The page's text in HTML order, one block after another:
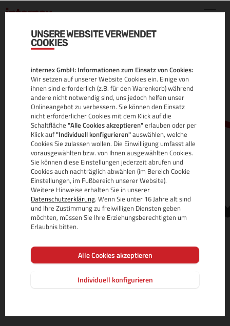
UNSERE WEBSITE VERWENDET
COOKIES
internex GmbH: Informationen zum Einsatz von Cookies:
Wir setzen auf unserer Website Cookies ein. Einige von
ihnen sind erforderlich (z.B. für den Warenkorb) während
andere nicht notwendig sind, uns jedoch helfen unser
Onlineangebot zu verbessern. Sie können den Einsatz
nicht erforderlicher Cookies mit dem Klick auf die
Schaltfläche "Alle Cookies akzeptieren"erlauben oder per
Klick auf"Individuell konfigurieren"auswählen, welche
Cookies Sie zulassen wollen. Die Einwilligung umfasst alle
vorausgewählten bzw. von Ihnen ausgewählten Cookies.
Sie können diese Einstellungen jederzeit abrufen und
Cookies auch nachträglich abwählen (im Bereich Cookie
Einstellungen, im Fußbereich unserer Website).
Weitere Hinweise erhalten Sie in unserer
Datenschutzerklärung. Wenn Sie unter 16 Jahre alt sind
und Ihre Zustimmung zu freiwilligen Diensten geben
möchten, müssen Sie Ihre Erziehungsberechtigten um
Erlaubnis bitten.
Alle Cookies akzeptieren
Individuell konfigurieren
.BET DOMAIN
ALLE INFOS
MEHR INFOS ZUR DOMAIN-ENDUNG